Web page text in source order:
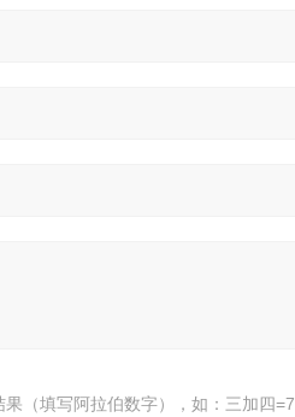
果（填写阿拉伯数字），如：三加四=7